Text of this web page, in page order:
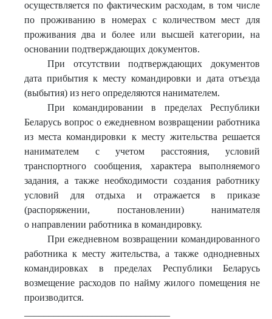
осуществляется по фактическим расходам, в том числе
по проживанию в номерах с количеством мест для
проживания два и более или высшей категории, на
основании подтверждающих документов.
При отсутствии подтверждающих документов
дата прибытия к месту командировки и дата отъезда
(выбытия) из него определяются нанимателем.
При командировании в пределах Республики
Беларусь вопрос о ежедневном возвращении работника
из места командировки к месту жительства решается
нанимателем с учетом расстояния, условий
транспортного сообщения, характера выполняемого
задания, а также необходимости создания работнику
условий для отдыха и отражается в приказе
(распоряжении, постановлении) нанимателя
о направлении работника в командировку.
При ежедневном возвращении командированного
работника к месту жительства, а также однодневных
командировках в пределах Республики Беларусь
возмещение расходов по найму жилого помещения не
производится.